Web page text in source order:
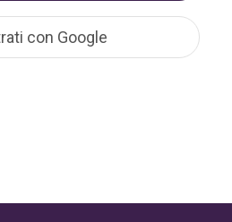
con Google